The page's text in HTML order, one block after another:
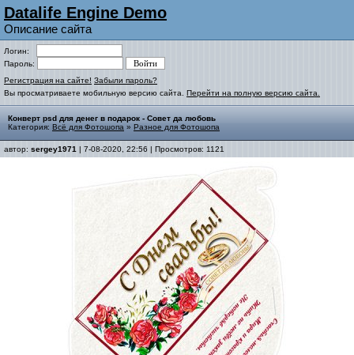
Datalife Engine Demo
Описание сайта
Логин:
Пароль:
Регистрация на сайте! Забыли пароль?
Вы просматриваете мобильную версию сайта. Перейти на полную версию сайта.
Конверт psd для денег в подарок - Совет да любовь
Категория: Всё для Фотошопа » Разное для Фотошопа
автор: sergey1971 | 7-08-2020, 22:56 | Просмотров: 1121